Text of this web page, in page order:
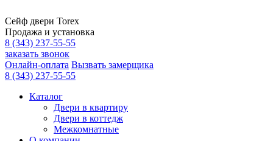
Сейф двери Torex
Продажа и установка
8 (343) 237-55-55
заказать звонок
Онлайн-оплата Вызвать замерщика
8 (343) 237-55-55
Каталог
Двери в квартиру
Двери в коттедж
Межкомнатные